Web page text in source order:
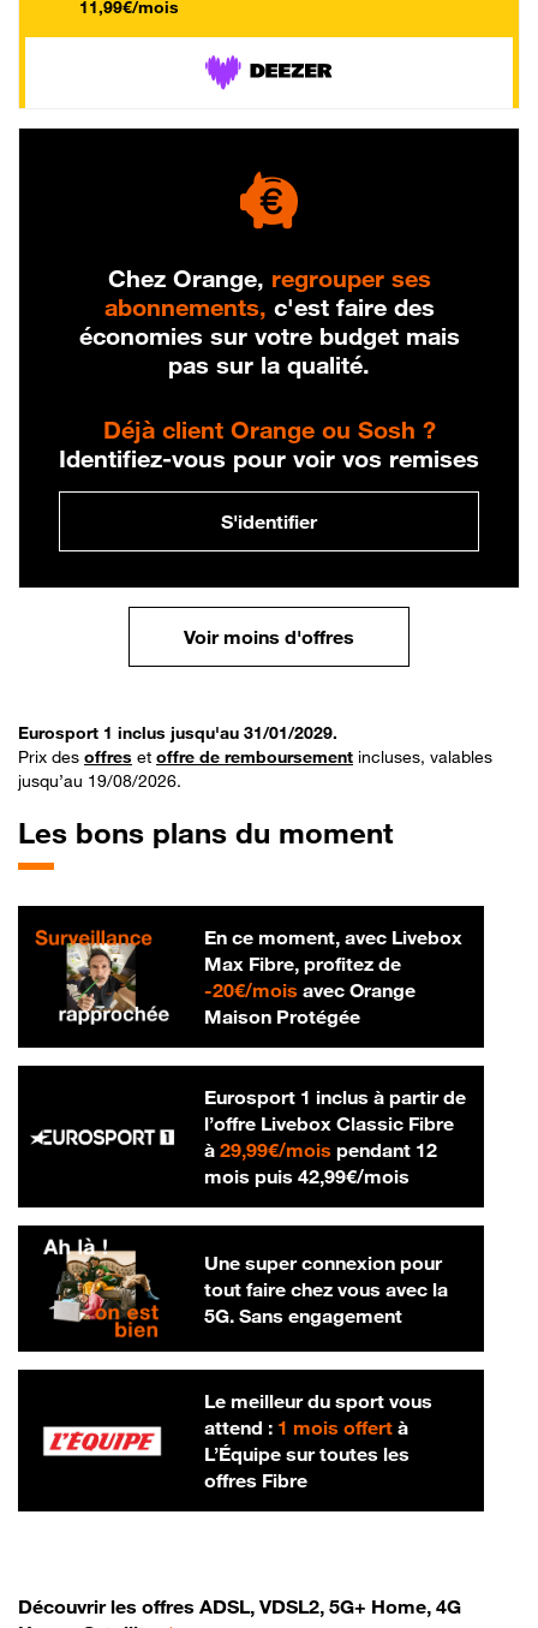
11,99€/mois
Chez Orange, regrouper ses
abonnements, c'est faire des
économies sur votre budget mais
pas sur la qualité.
Déjà client Orange ou Sosh ?
Identifiez-vous pour voir vos remises
S'identifier
Voir moins d'offres
Eurosport 1 inclus jusqu'au 31/01/2029.
Prix des offres et offre de remboursement incluses, valables
jusqu’au 19/08/2026.
Les bons plans du moment
En ce moment, avec Livebox
Max Fibre, profitez de
-20€/mois20 € par mois
avec Orange
Maison Protégée
Eurosport 1 inclus à partir de
l’offre Livebox Classic Fibre
à 29,99€/mois29,99 € par mois
pendant 12
mois puis 42,99€/mois42,99 € par
Une super connexion pour
tout faire chez vous avec la
5G. Sans engagement
Le meilleur du sport vous
attend : 1 mois offertà
L’Équipe sur toutes les
offres Fibre
Découvrir les offres ADSL, VDSL2, 5G+ Home, 4G